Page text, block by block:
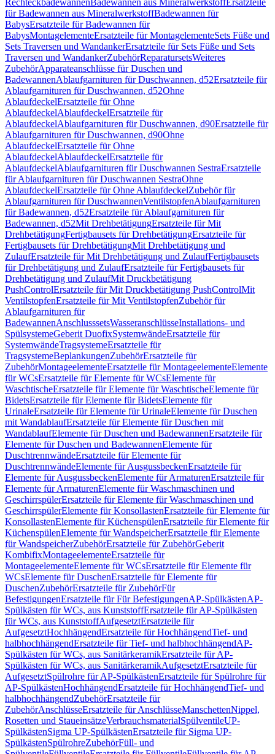
RechteckbadewannenBadewannen aus MineralwerkstoffErsatzteile
für Badewannen aus MineralwerkstoffBadewannen für
BabysErsatzteile für Badewannen für
BabysMontagelementeErsatzteile für MontagelementeSets Füße und
Sets Traversen und WandankerErsatzteile für Sets Füße und Sets
Traversen und WandankerZubehörReparatursetsWeiteres
ZubehörApparateanschlüsse für Duschen und
BadewannenAblaufgarnituren für Duschwannen, d52Ersatzteile für
Ablaufgarnituren für Duschwannen, d52Ohne
AblaufdeckelErsatzteile für Ohne
AblaufdeckelAblaufdeckelErsatzteile für
AblaufdeckelAblaufgarnituren für Duschwannen, d90Ersatzteile für
Ablaufgarnituren für Duschwannen, d90Ohne
AblaufdeckelErsatzteile für Ohne
AblaufdeckelAblaufdeckelErsatzteile für
AblaufdeckelAblaufgarnituren für Duschwannen SestraErsatzteile
für Ablaufgarnituren für Duschwannen SestraOhne
AblaufdeckelErsatzteile für Ohne AblaufdeckelZubehör für
Ablaufgarnituren für DuschwannenVentilstopfenAblaufgarnituren
für Badewannen, d52Ersatzteile für Ablaufgarnituren für
Badewannen, d52Mit DrehbetätigungErsatzteile für Mit
DrehbetätigungFertigbausets für DrehbetätigungErsatzteile für
Fertigbausets für DrehbetätigungMit Drehbetätigung und
ZulaufErsatzteile für Mit Drehbetätigung und ZulaufFertigbausets
für Drehbetätigung und ZulaufErsatzteile für Fertigbausets für
Drehbetätigung und ZulaufMit Druckbetätigung
PushControlErsatzteile für Mit Druckbetätigung PushControlMit
VentilstopfenErsatzteile für Mit VentilstopfenZubehör für
Ablaufgarnituren für
BadewannenAnschlusssetsWasseranschlüsseInstallations- und
SpülsystemeGeberit DuofixSystemwändeErsatzteile für
SystemwändeTragsystemeErsatzteile für
TragsystemeBeplankungenZubehörErsatzteile für
ZubehörMontageelementeErsatzteile für MontageelementeElemente
für WCsErsatzteile für Elemente für WCsElemente für
WaschtischeErsatzteile für Elemente für WaschtischeElemente für
BidetsErsatzteile für Elemente für BidetsElemente für
UrinaleErsatzteile für Elemente für UrinaleElemente für Duschen
mit WandablaufErsatzteile für Elemente für Duschen mit
WandablaufElemente für Duschen und BadewannenErsatzteile für
Elemente für Duschen und BadewannenElemente für
DuschtrennwändeErsatzteile für Elemente für
DuschtrennwändeElemente für AusgussbeckenErsatzteile für
Elemente für AusgussbeckenElemente für ArmaturenErsatzteile für
Elemente für ArmaturenElemente für Waschmaschinen und
GeschirrspülerErsatzteile für Elemente für Waschmaschinen und
GeschirrspülerElemente für KonsollastenErsatzteile für Elemente für
KonsollastenElemente für KüchenspülenErsatzteile für Elemente für
KüchenspülenElemente für WandspeicherErsatzteile für Elemente
für WandspeicherZubehörErsatzteile für ZubehörGeberit
KombifixMontageelementeErsatzteile für
MontageelementeElemente für WCsErsatzteile für Elemente für
WCsElemente für DuschenErsatzteile für Elemente für
DuschenZubehörErsatzteile für ZubehörFür
BefestigungenErsatzteile für Für BefestigungenAP-SpülkästenAP-
Spülkästen für WCs, aus KunststoffErsatzteile für AP-Spülkästen
für WCs, aus KunststoffAufgesetztErsatzteile für
AufgesetztHochhängendErsatzteile für HochhängendTief- und
halbhochhängendErsatzteile für Tief- und halbhochhängendAP-
Spülkästen für WCs, aus SanitärkeramikErsatzteile für AP-
Spülkästen für WCs, aus SanitärkeramikAufgesetztErsatzteile für
AufgesetztSpülrohre für AP-SpülkästenErsatzteile für Spülrohre für
AP-SpülkästenHochhängendErsatzteile für HochhängendTief- und
halbhochhängendZubehörErsatzteile für
ZubehörAnschlüsseErsatzteile für AnschlüsseManschettenNippel,
Rosetten und StaueinsätzeVerbrauchsmaterialSpülventileUP-
SpülkästenSigma UP-SpülkästenErsatzteile für Sigma UP-
SpülkästenSpülrohreZubehörFüll- und